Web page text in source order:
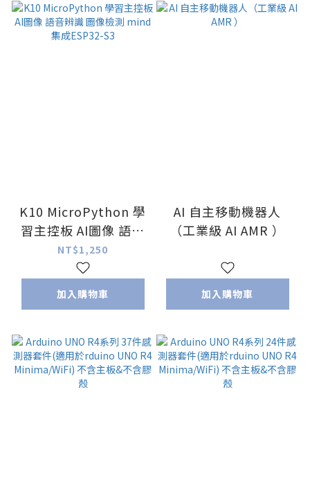
K10 MicroPython 學
習主控板 AI圖像 語音
辨識 圖像檢測 mind
集成ESP32-S3
NT$1,250
加入購物車
AI 自主移動機器人
（工業級 AI AMR ）
加入購物車